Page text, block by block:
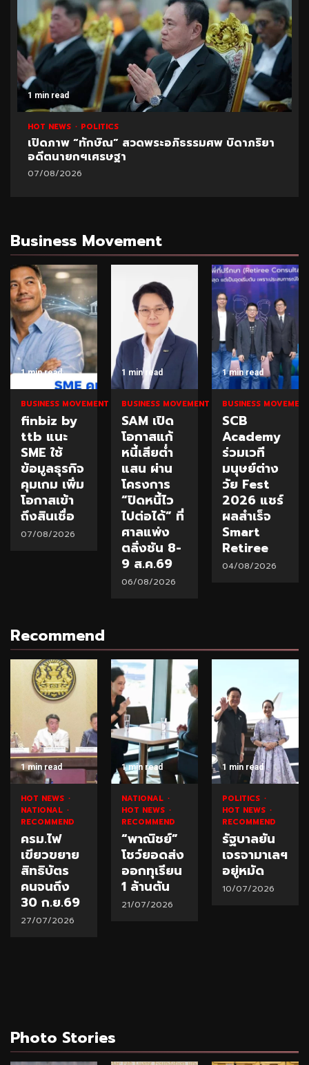
1 min read
HOT NEWS POLITICS
เปิดภาพ “ทักษิณ” สวดพระอภิธรรมศพ บิดาภริยา
อดีตนายกฯเศรษฐา
07/08/2026
Business Movement
1 min read
BUSINESS MOVEMENT
finbiz by
ttb แนะ
SME ใช้
ข้อมูลธุรกิจ
คุมเกม เพิ่ม
โอกาสเข้า
ถึงสินเชื่อ
07/08/2026
1 min read
BUSINESS MOVEMENT
SAM เปิด
โอกาสแก้
หนี้เสียต่ำ
แสน ผ่าน
โครงการ
“ปิดหนี้ไว
ไปต่อได้” ที่
ศาลแพ่ง
ตลิ่งชัน 8-
9 ส.ค.69
06/08/2026
1 min read
BUSINESS
SCB
Academy
ร่วมเวที
มนุษย์ต่าง
วัย Fest
2026 แชร์
ผลสำเร็จ
Smart
Retiree
04/08/2026
Recommend
1 min read
HOT NEWS
NATIONAL
RECOMMEND
ครม.ไฟ
เขียวขยาย
สิทธิบัตร
คนจนถึง
30 ก.ย.69
27/07/2026
1 min read
NATIONAL
HOT NEWS
RECOMMEND
“พาณิชย์”
โชว์ยอดส่ง
ออกทุเรียน
1 ล้านตัน
21/07/2026
1 min read
POLITICS
HOT NEWS
RECOMMEND
รัฐบาลยัน
เจรจามาเลฯ
อยู่หมัด
10/07/2026
Photo Stories